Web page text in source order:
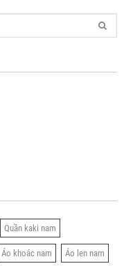
Quần kaki nam
Áo khoác nam Áo len nam